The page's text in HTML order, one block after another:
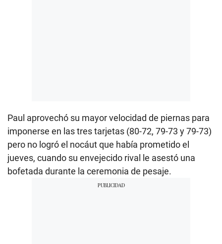
Paul aprovechó su mayor velocidad de piernas para
imponerse en las tres tarjetas (80-72, 79-73 y 79-73)
pero no logró el nocáut que había prometido el
jueves, cuando su envejecido rival le asestó una
bofetada durante la ceremonia de pesaje.